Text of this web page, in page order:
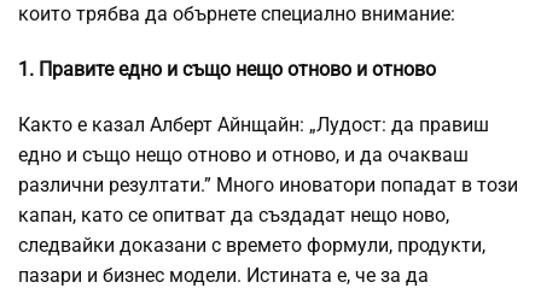
които трябва да обърнете специално внимание:
1. Правите едно и също нещо отново и отново
Както е казал Алберт Айнщайн: „Лудост: да правиш
едно и също нещо отново и отново, и да очакваш
различни резултати.” Много иноватори попадат в този
капан, като се опитват да създадат нещо ново,
следвайки доказани с времето формули, продукти,
пазари и бизнес модели. Истината е, че за да